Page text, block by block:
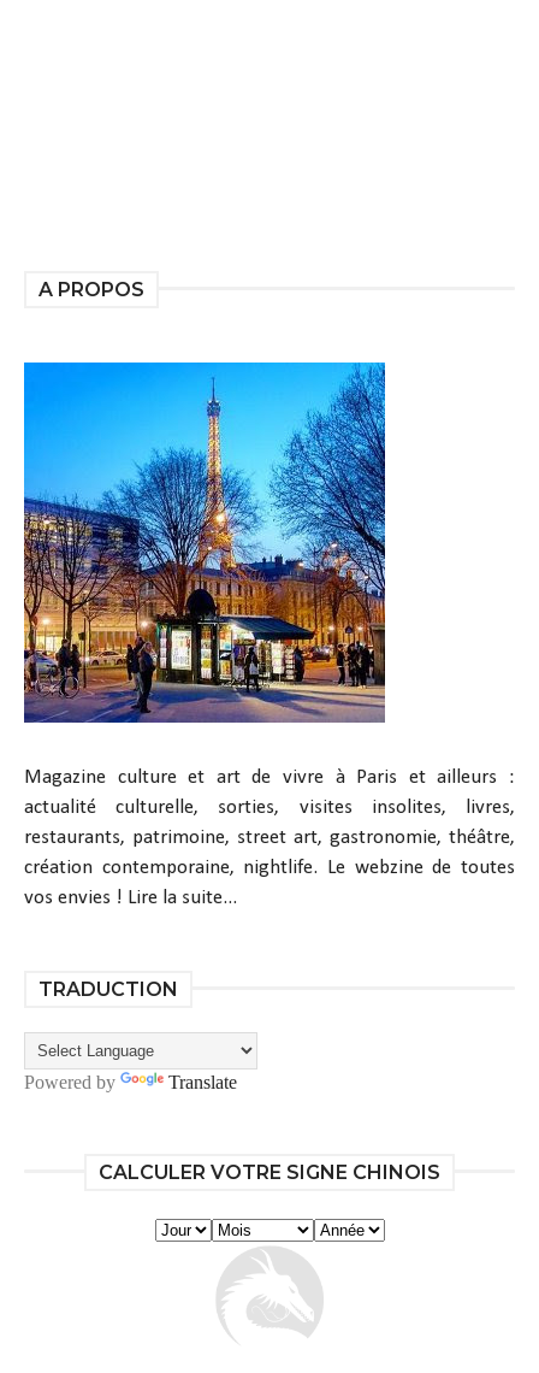
A PROPOS
Magazine culture et art de vivre à Paris et ailleurs :
actualité culturelle, sorties, visites insolites, livres,
restaurants, patrimoine, street art, gastronomie, théâtre,
création contemporaine, nightlife. Le webzine de toutes
vos envies ! Lire la suite...
TRADUCTION
Powered by Translate
CALCULER VOTRE SIGNE CHINOIS